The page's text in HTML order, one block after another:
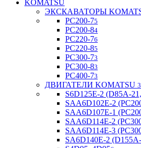
KOMATSU
ЭКСКАВАТОРЫ
PC200-75
PC200-84
PC220-76
PC220-85
PC300-73
PC300-83
PC400-73
ДВИГАТЕЛИ KOMATSU
S6D125E-2 (D85A-
SAA6D102E-2
SAA6D107E-1
SAA6D114E-2
SAA6D114E-3
SA6D140E-2